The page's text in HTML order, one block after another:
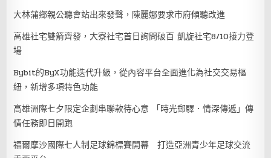
大林蒲鄉親公聽會站出來發聲，陳麗娜要求市府傾聽改進
高雄社宅雙箭齊發，大寮社宅首日詢問破百 凱旋社宅8/10接力登
場
Bybit的ByX功能迭代升級，從內容平台全面進化為社交交易樞
紐，新增多項特色功能
高雄洲際七夕限定企劃串聯款待心意 「時光郵驛．情深傳遞」傳
情任務即日開跑
福爾摩沙國際七人制足球錦標賽開幕 打造亞洲青少年足球交流